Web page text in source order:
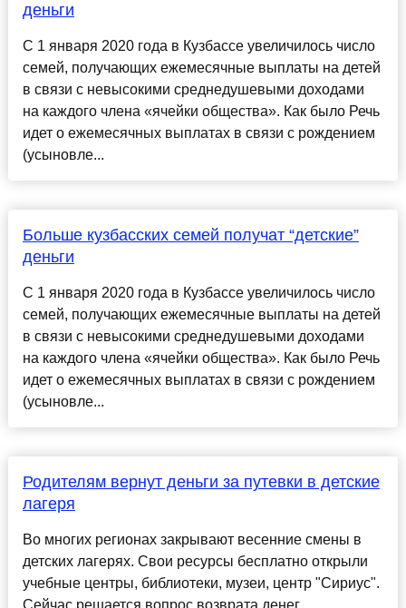
деньги
С 1 января 2020 года в Кузбассе увеличилось число
семей, получающих ежемесячные выплаты на детей
в связи с невысокими среднедушевыми доходами
на каждого члена «ячейки общества». Как было Речь
идет о ежемесячных выплатах в связи с рождением
(усыновле...
Больше кузбасских семей получат “детские”
деньги
С 1 января 2020 года в Кузбассе увеличилось число
семей, получающих ежемесячные выплаты на детей
в связи с невысокими среднедушевыми доходами
на каждого члена «ячейки общества». Как было Речь
идет о ежемесячных выплатах в связи с рождением
(усыновле...
Родителям вернут деньги за путевки в детские
лагеря
Во многих регионах закрывают весенние смены в
детских лагерях. Свои ресурсы бесплатно открыли
учебные центры, библиотеки, музеи, центр "Сириус".